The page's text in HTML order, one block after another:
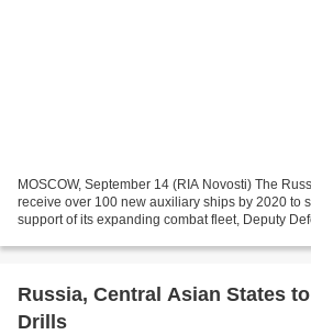
MOSCOW, September 14 (RIA Novosti) The
receive over 100 new auxiliary ships by 2020 to
support of its expanding combat fleet, Deputy
Russia, Central Asian States
Drills